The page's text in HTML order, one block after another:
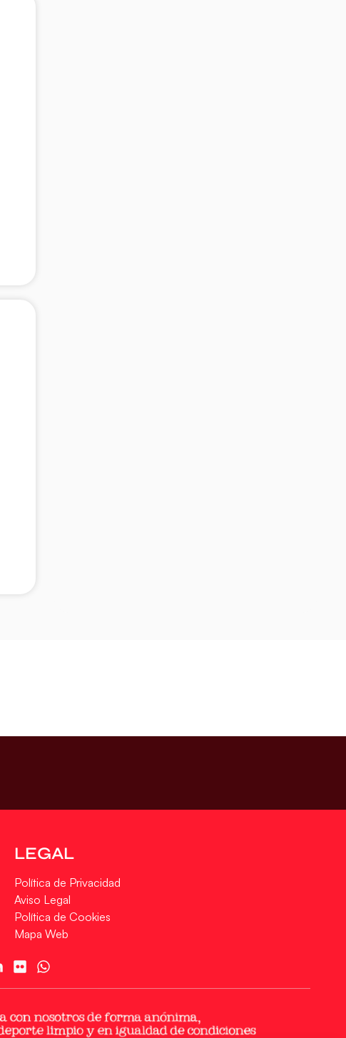
LEGAL
Política de Privacidad
Aviso Legal
Política de Cookies
Mapa Web